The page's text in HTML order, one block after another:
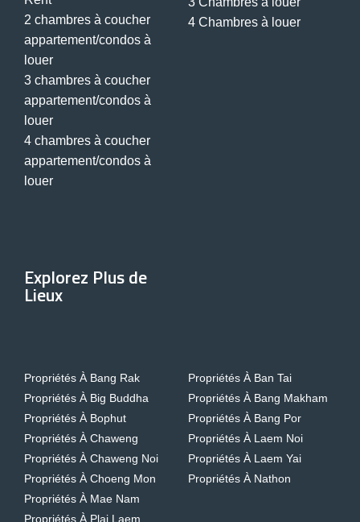
2 chambres à coucher
appartement/condos à
louer
3 chambres à coucher
appartement/condos à
louer
4 chambres à coucher
appartement/condos à
louer
4 Chambres à louer
Explorez Plus de
Lieux
Propriétés À Bang Rak
Propriétés À Big Buddha
Propriétés À Bophut
Propriétés À Chaweng
Propriétés À Chaweng Noi
Propriétés À Choeng Mon
Propriétés À Mae Nam
Propriétés À Plai Laem
Propriétés À Ban Tai
Propriétés À Bang Makham
Propriétés À Bang Por
Propriétés À Laem Noi
Propriétés À Laem Yai
Propriétés À Nathon